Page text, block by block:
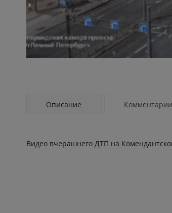
Описание
Видео вчерашнего ДТП на